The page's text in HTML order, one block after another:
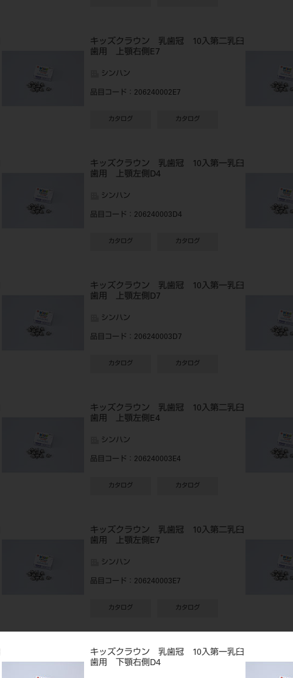
キッズクラウン 乳歯冠 10入第二乳臼
歯用 上顎右側E7
シンハン
品目コード ：206240002E7
カタログ カタログ
キッズクラウン 乳歯冠 10入第一乳臼
歯用 上顎左側D4
シンハン
品目コード ：206240003D4
カタログ カタログ
キッズクラウン 乳歯冠 10入第一乳臼
歯用 上顎左側D7
シンハン
品目コード ：206240003D7
カタログ カタログ
キッズクラウン 乳歯冠 10入第二乳臼
歯用 上顎左側E4
シンハン
品目コード ：206240003E4
カタログ カタログ
キッズクラウン 乳歯冠 10入第二乳臼
歯用 上顎左側E7
シンハン
品目コード ：206240003E7
カタログ カタログ
キッズクラウン 乳歯冠 10入第一乳臼
歯用 下顎右側D4